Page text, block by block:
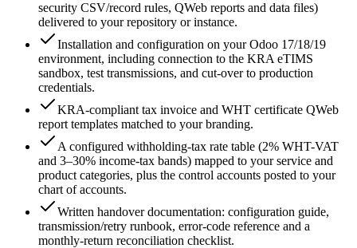
security CSV/record rules, QWeb reports and data files)
delivered to your repository or instance.
Installation and configuration on your Odoo 17/18/19
environment, including connection to the KRA eTIMS
sandbox, test transmissions, and cut-over to production
credentials.
KRA-compliant tax invoice and WHT certificate QWeb
report templates matched to your branding.
A configured withholding-tax rate table (2% WHT-VAT
and 3–30% income-tax bands) mapped to your service and
product categories, plus the control accounts posted to your
chart of accounts.
Written handover documentation: configuration guide,
transmission/retry runbook, error-code reference and a
monthly-return reconciliation checklist.